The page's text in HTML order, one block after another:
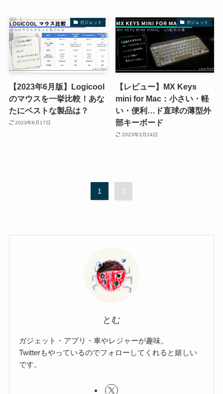
ガジェット
【2023年6月版】Logicool
のマウスを一挙比較！あな
たにベストな製品は？
2023年6月17日
ガジェット
【レビュー】MX Keys
mini for Mac：小さい・軽
い・便利…ド直球の薄型外
部キーボード
2023年3月24日
1 2
とむ
ガジェット・アプリ・車やレジャーが趣味。
Twitterもやっているのでフォローしてくれると嬉しい
です。